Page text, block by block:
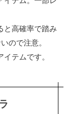
と高確率で踏み
ので注意。
テムです。